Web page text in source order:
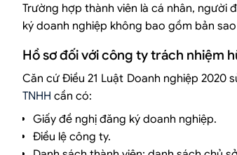
Trường hợp thành viên là cá nhân, người
ký doanh nghiệp không bao gồm bản
Hồ sơ đối với công ty trách nhiệm
Căn cứ Điều 21 Luật Doanh nghiệp 2020
TNHH cần có:
Giấy đề nghị đăng ký doanh nghiệp.
Điều lệ công ty.